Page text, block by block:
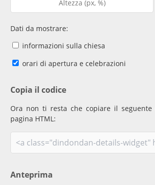
Dati da mostrare:
informazioni sulla chiesa
orari di apertura e celebrazioni
Copia il codice
Ora non ti resta che copiare il seguente
pagina HTML:
Anteprima